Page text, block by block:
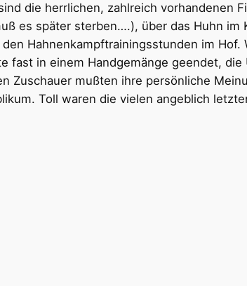
die herrlichen, zahlreich vorhandenen
es später sterben….), über das Huhn im
Hahnenkampftrainingsstunden im Hof.
fast in einem Handgemänge geendet,
mußten ihre persönliche
Toll waren die vielen angeblich